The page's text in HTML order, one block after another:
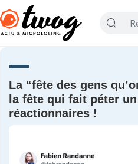
La “fête des gens
la fête qui fait péter
réactionnaires !